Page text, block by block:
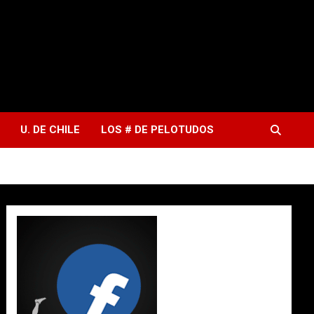
U. DE CHILE LOS # DE PELOTUDOS